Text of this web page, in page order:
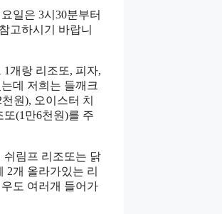
일은 3시30분부터
고하시기 바랍니
1개랑 리조또, 피자,
데 저희는 들깨크
원), 오이스터 치
또(1만6천원)를 주
쉬림프 리조또는 닭
2개 올라가있는 리
도 여러개 들어가